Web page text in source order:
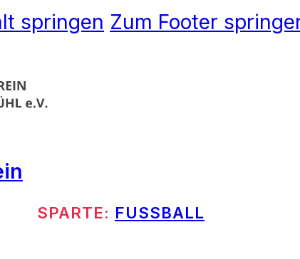
springen Zum Footer
SPARTE: FUSSBALL